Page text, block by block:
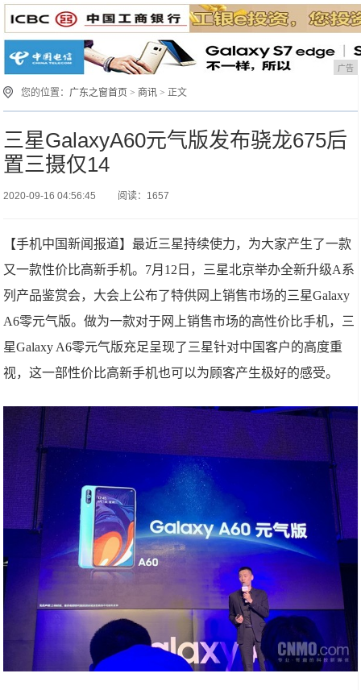
广告
您的位置： 广东之窗首页 > 商讯 > 正文
三星GalaxyA60元气版发布骁龙675后
置三摄仅14
2020-09-16 04:56:45 阅读：1657
【手机中国新闻报道】最近三星持续使力，为大家产生了一款
又一款性价比高新手机。7月12日，三星北京举办全新升级A系
列产品鉴赏会，大会上公布了特供网上销售市场的三星Galaxy
A6零元气版。做为一款对于网上销售市场的高性价比手机，三
星Galaxy A6零元气版充足呈现了三星针对中国客户的高度重
视，这一部性价比高新手机也可以为顾客产生极好的感受。